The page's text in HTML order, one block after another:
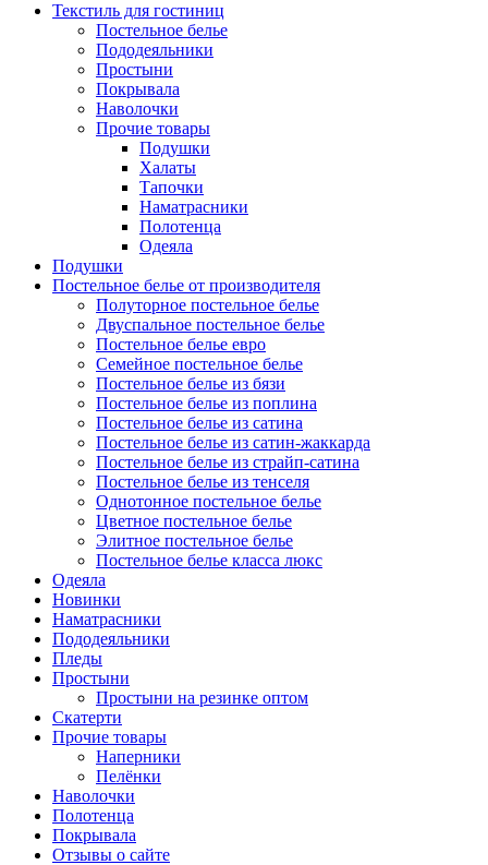
Текстиль для гостиниц
Постельное белье
Пододеяльники
Простыни
Покрывала
Наволочки
Прочие товары
Подушки
Халаты
Тапочки
Наматрасники
Полотенца
Одеяла
Подушки
Постельное белье от производителя
Полуторное постельное белье
Двуспальное постельное белье
Постельное белье евро
Семейное постельное белье
Постельное белье из бязи
Постельное белье из поплина
Постельное белье из сатина
Постельное белье из сатин-жаккарда
Постельное белье из страйп-сатина
Постельное белье из тенселя
Однотонное постельное белье
Цветное постельное белье
Элитное постельное белье
Постельное белье класса люкс
Одеяла
Новинки
Наматрасники
Пододеяльники
Пледы
Простыни
Простыни на резинке оптом
Скатерти
Прочие товары
Наперники
Пелёнки
Наволочки
Полотенца
Покрывала
Отзывы о сайте